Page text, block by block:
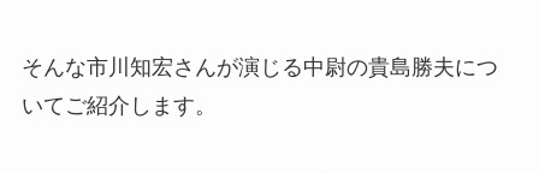
そんな市川知宏さんが演じる中尉の貴島勝夫につ
いてご紹介します。